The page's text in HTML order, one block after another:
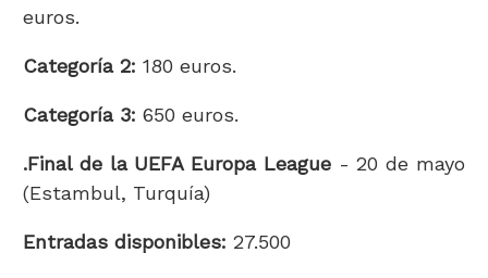
euros.
Categoría 2: 180 euros.
Categoría 3: 650 euros.
.Final de la UEFA Europa League- 20 de mayo
(Estambul, Turquía)
Entradas disponibles: 27.500